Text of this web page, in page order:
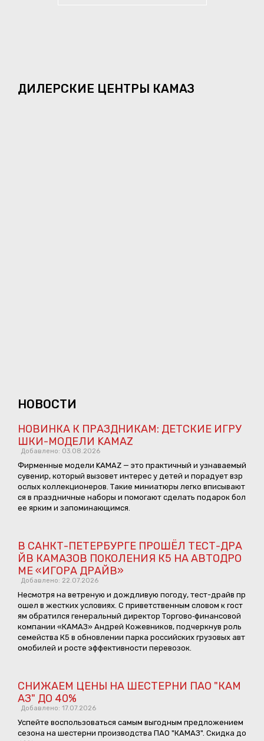
ДИЛЕРСКИЕ ЦЕНТРЫ КАМАЗ
НОВОСТИ
НОВИНКА К ПРАЗДНИКАМ: ДЕТСКИЕ ИГРУ
ШКИ-МОДЕЛИ KAMAZ
Добавлено: 03.08.2026
Фирменные модели KAMAZ — это практичный и узнаваемый
сувенир, который вызовет интерес у детей и порадует взр
ослых коллекционеров. Такие миниатюры легко вписывают
ся в праздничные наборы и помогают сделать подарок бол
ее ярким и запоминающимся.
В САНКТ-ПЕТЕРБУРГЕ ПРОШЁЛ ТЕСТ-ДРА
ЙВ КАМАЗОВ ПОКОЛЕНИЯ К5 НА АВТОДРО
МЕ «ИГОРА ДРАЙВ»
Добавлено: 22.07.2026
Несмотря на ветреную и дождливую погоду, тест-драйв пр
ошел в жестких условиях. С приветственным словом к гост
ям обратился генеральный директор Торгово‑финансовой
компании «КАМАЗ» Андрей Кожевников, подчеркнув роль
семейства К5 в обновлении парка российских грузовых авт
омобилей и росте эффективности перевозок.
СНИЖАЕМ ЦЕНЫ НА ШЕСТЕРНИ ПАО "КАМ
АЗ" ДО 40%
Добавлено: 17.07.2026
Успейте воспользоваться самым выгодным предложением
сезона на шестерни производства ПАО "КАМАЗ". Скидка до